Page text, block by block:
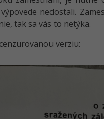
nedostali.
tak sa vás to netýka.
verziu: